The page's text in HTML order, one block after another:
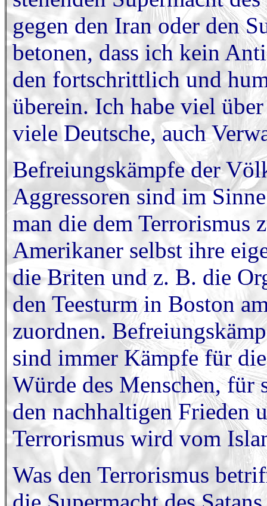
gegen den Iran oder den
betonen, dass ich kein
den fortschrittlich und
überein. Ich habe viel
viele Deutsche, auch
Befreiungskämpfe der
Aggressoren sind im
man die dem Terrorismus
Amerikaner selbst ihre
die Briten und z. B. die
den Teesturm in Boston
zuordnen.
sind immer Kämpfe für
Würde des Menschen,
den nachhaltigen Frieden
Terrorismus wird vom
Was den Terrorismus